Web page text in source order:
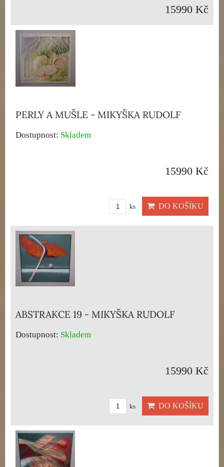
15990 Kč
PERLY A MUŠLE - MIKYŠKA RUDOLF
Dostupnost: Skladem
15990 Kč
ks DO KOŠÍKU
ABSTRAKCE 19 - MIKYŠKA RUDOLF
Dostupnost: Skladem
15990 Kč
ks DO KOŠÍKU